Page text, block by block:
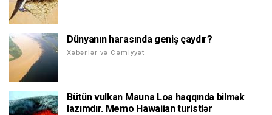
Dünyanın harasında geniş çaydır?
Xəbərlər və Cəmiyyət
Bütün vulkan Mauna Loa haqqında bilmək
lazımdır. Memo Hawaiian turistlər